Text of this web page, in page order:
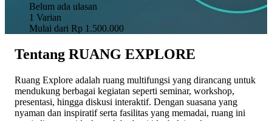
Belum ada ulasan
1 Varian
Mulai dari Rp 1.500.000
Tentang RUANG EXPLORE
Ruang Explore adalah ruang multifungsi yang dirancang untuk
mendukung berbagai kegiatan seperti seminar, workshop,
presentasi, hingga diskusi interaktif. Dengan suasana yang
nyaman dan inspiratif serta fasilitas yang memadai, ruang ini